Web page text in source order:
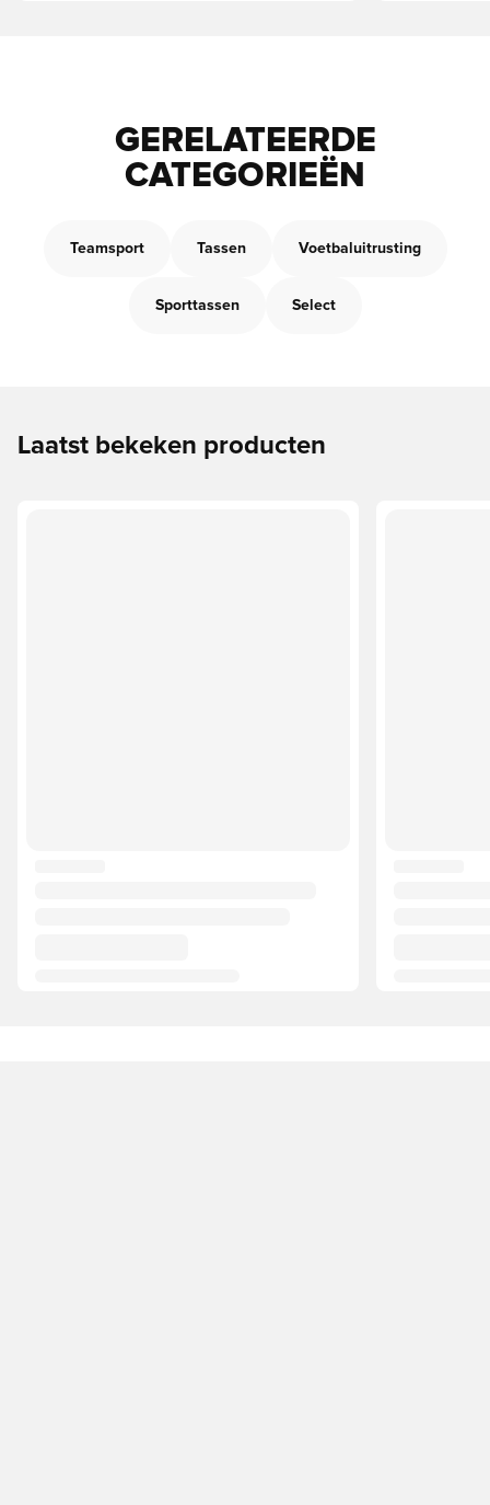
GERELATEERDE
CATEGORIEËN
Teamsport Tassen Voetbaluitrusting
Sporttassen Select
Laatst bekeken producten